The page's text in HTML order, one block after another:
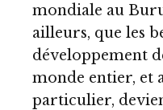
mondiale au
ailleurs, que les
développement
monde entier, et
particulier,